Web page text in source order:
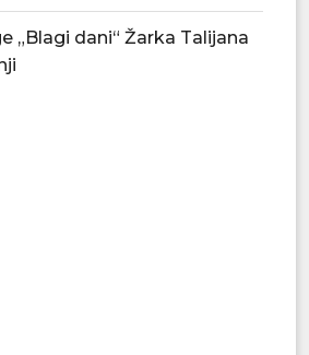
„Blagi dani“ Žarka Talijana